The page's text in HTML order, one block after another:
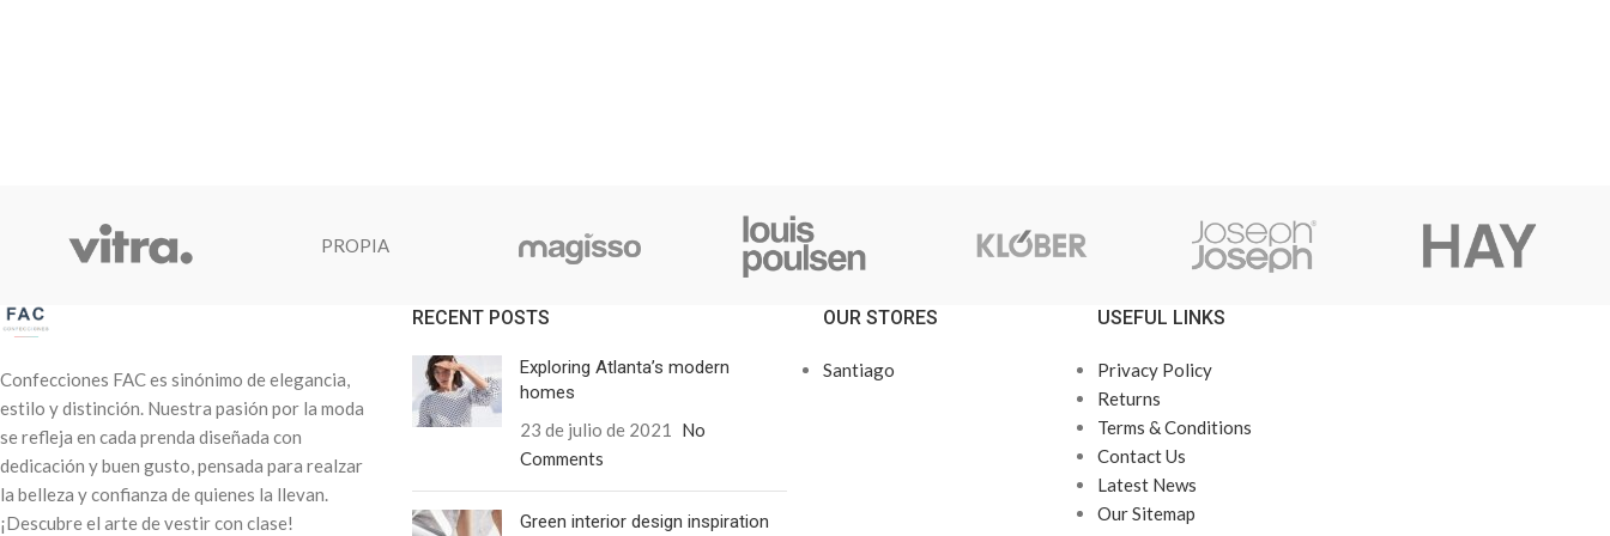
PROPIA
Confecciones FAC es sinónimo de elegancia,
estilo y distinción. Nuestra pasión por la moda
se refleja en cada prenda diseñada con
dedicación y buen gusto, pensada para realzar
la belleza y confianza de quienes la llevan.
¡Descubre el arte de vestir con clase!
RECENT POSTS
Exploring Atlanta’s modern
homes
23 de julio de 2021
No
Comments
Green interior design inspiration
OUR STORES
Santiago
USEFUL LINKS
Privacy Policy
Returns
Terms & Conditions
Contact Us
Latest News
Our Sitemap